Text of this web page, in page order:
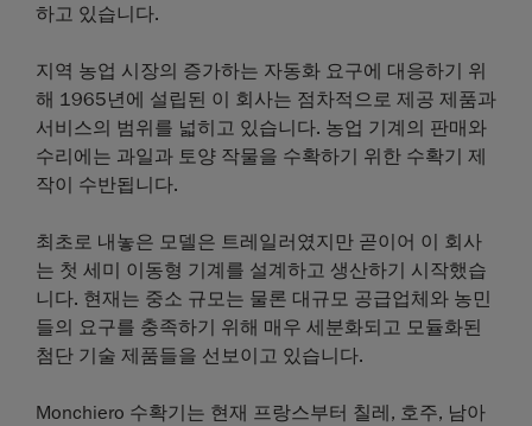
하고 있습니다.
지역 농업 시장의 증가하는 자동화 요구에 대응하기 위
해 1965년에 설립된 이 회사는 점차적으로 제공 제품과
서비스의 범위를 넓히고 있습니다. 농업 기계의 판매와
수리에는 과일과 토양 작물을 수확하기 위한 수확기 제
작이 수반됩니다.
최초로 내놓은 모델은 트레일러였지만 곧이어 이 회사
는 첫 세미 이동형 기계를 설계하고 생산하기 시작했습
니다. 현재는 중소 규모는 물론 대규모 공급업체와 농민
들의 요구를 충족하기 위해 매우 세분화되고 모듈화된
첨단 기술 제품들을 선보이고 있습니다.
Monchiero 수확기는 현재 프랑스부터 칠레, 호주, 남아